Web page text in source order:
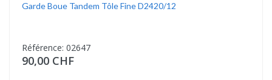
Garde Boue Tandem Tôle Fine D2420/12
Référence: 02647
90,00 CHF